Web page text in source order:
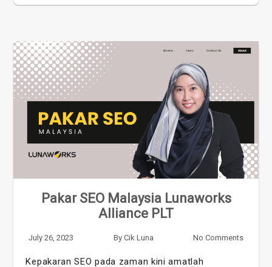
Pakar SEO Malaysia Lunaworks
Alliance PLT
July 26, 2023 By Cik Luna No Comments
Kepakaran SEO pada zaman kini amatlah